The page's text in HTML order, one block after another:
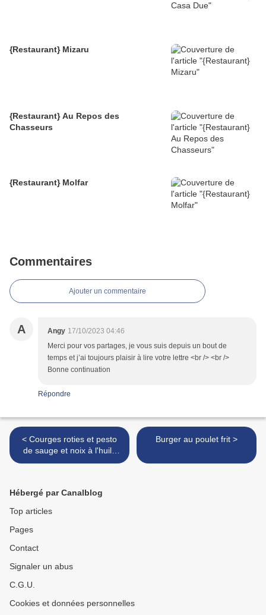
{Restaurant} Mizaru
{Restaurant} Au Repos des
Chasseurs
{Restaurant} Molfar
Commentaires
Ajouter un commentaire
A Angy 17/10/2023 04:46
Merci pour vos partages, je vous suis depuis un bout de
temps et j’ai toujours plaisir à lire votre lettre <br /> <br />
Bonne continuation
Répondre
< Courges roties et pesto
de sauge et noix à l'huile
d'olive
Burger au poulet frit >
Hébergé par Canalblog
Top articles
Pages
Contact
Signaler un abus
C.G.U.
Cookies et données personnelles